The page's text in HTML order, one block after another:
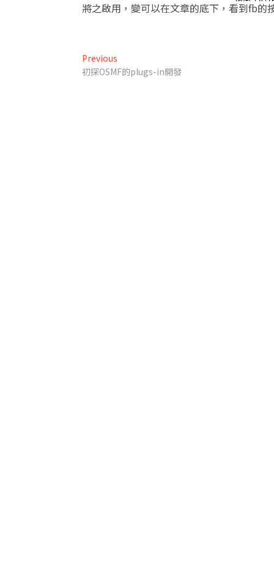
將之啟用，變可以在文章的底下，看到fb的
文
章
Previous
post:
初探OSMF的plugs-in開發